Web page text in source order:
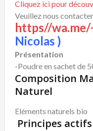
Cliquez ici pour
Veuillez nous
https//
Nicolas )
Présentation
-Poudre en sachet de
Composition
Naturel
Eléments naturels bio
Principes actifs